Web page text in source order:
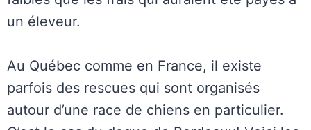
un éleveur.
Au Québec comme en France, il existe
parfois des rescues qui sont organisés
autour d’une race de chiens en particulier.